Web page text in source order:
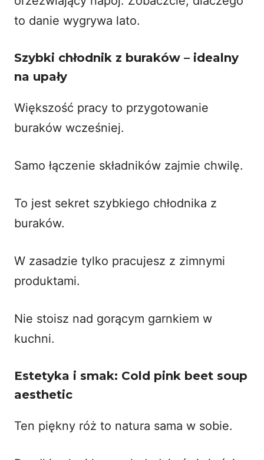
to danie wygrywa lato.
Szybki chłodnik z buraków – idealny
na upały
Większość pracy to przygotowanie
buraków wcześniej.
Samo łączenie składników zajmie chwilę.
To jest sekret szybkiego chłodnika z
buraków.
W zasadzie tylko pracujesz z zimnymi
produktami.
Nie stoisz nad gorącym garnkiem w
kuchni.
Estetyka i smak: Cold pink beet soup
aesthetic
Ten piękny róż to natura sama w sobie.